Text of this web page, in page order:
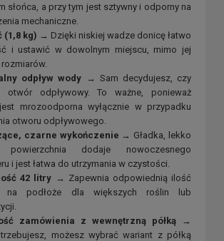
słońca, a przy tym jest sztywny i odporny na
mechaniczne.
(1,8 kg) → Dzięki niskiej wadze donicę łatwo
i ustawić w dowolnym miejscu, mimo jej
odpływ wody → Sam decydujesz, czy
otwór odpływowy. To ważne, ponieważ
mrozoodporna wyłącznie w przypadku
otworu odpływowego.
czarne wykończenie → Gładka, lekko
powierzchnia dodaje nowoczesnego
i jest łatwa do utrzymania w czystości.
42 litry → Zapewnia odpowiednią ilość
na podłoże dla większych roślin lub
zamówienia z wewnętrzną półką →
możesz wybrać wariant z półką